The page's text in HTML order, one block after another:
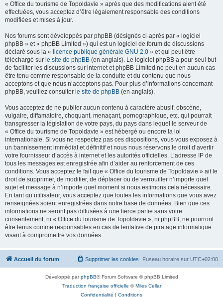
« Office du tourisme de Topoldavie » après que des modifications aient été
effectuées, vous acceptez d’être légalement responsable des conditions
modifiées et mises à jour.
Nos forums sont développés par phpBB (désignés ci-après par « logiciel
phpBB » et « phpBB Limited ») qui est un logiciel de forum de discussions
déclaré sous la « licence publique générale GNU 2.0 » et qui peut être
téléchargé sur le site de phpBB (en anglais). Le logiciel phpBB a pour seul but
de faciliter les discussions sur internet et phpBB Limited ne peut en aucun cas
être tenu comme responsable de la conduite et du contenu que nous
acceptons et que nous n’acceptons pas. Pour plus d’informations concernant
phpBB, veuillez consulter le site de phpBB (en anglais).
Vous acceptez de ne publier aucun contenu à caractère abusif, obscène,
vulgaire, diffamatoire, choquant, menaçant, pornographique, etc. qui pourrait
transgresser la législation de votre pays, du pays dans lequel le serveur de
« Office du tourisme de Topoldavie » est hébergé ou encore la loi
internationale. Si vous ne respectez pas ces dispositions, vous vous exposez à
un bannissement immédiat et définitif et nous nous réservons le droit d’avertir
votre fournisseur d’accès à internet et les autorités officielles. L’adresse IP de
tous les messages est enregistrée afin d’aider au renforcement de ces
conditions. Vous acceptez le fait que « Office du tourisme de Topoldavie » ait le
droit de supprimer, de modifier, de déplacer ou de verrouiller n’importe quel
sujet et message à n’importe quel moment si nous estimons cela nécessaire.
En tant qu’utilisateur, vous acceptez que toutes les informations que vous avez
renseignées soient enregistrées dans notre base de données. Bien que ces
informations ne seront pas diffusées à une tierce partie sans votre
consentement, ni « Office du tourisme de Topoldavie », ni phpBB, ne pourront
être tenus comme responsables en cas de tentative de piratage informatique
visant à compromettre vos données.
Accueil du forum Fuseau horaire sur UTC+02:00
Supprimer les cookies
Développé parphpBB® Forum Software © phpBB Limited
Traduction française officielle ©Miles Cellar
Confidentialité | Conditions